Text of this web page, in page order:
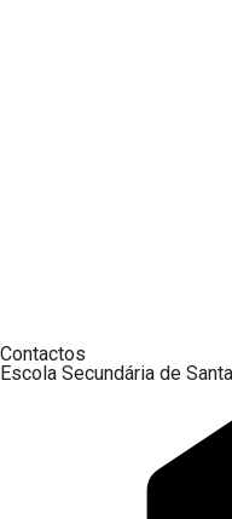
Contactos
Escola Secundária de